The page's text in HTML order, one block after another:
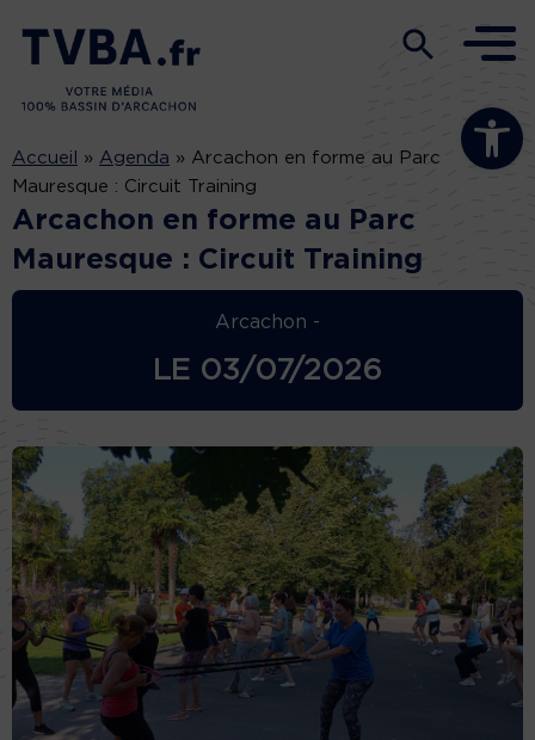
Ouvrir la
Accueil » Agenda » Arcachon en forme au Parc
Mauresque : Circuit Training
Arcachon en forme au Parc
Mauresque : Circuit Training
Arcachon -
LE 03/07/2026